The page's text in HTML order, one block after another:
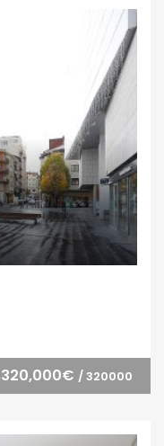
320,000€ / 320000